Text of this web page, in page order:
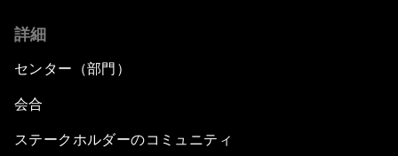
詳細
センター（部門）
会合
ステークホルダーのコミュニティ